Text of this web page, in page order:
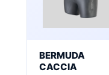
BERMUDA
CACCIA